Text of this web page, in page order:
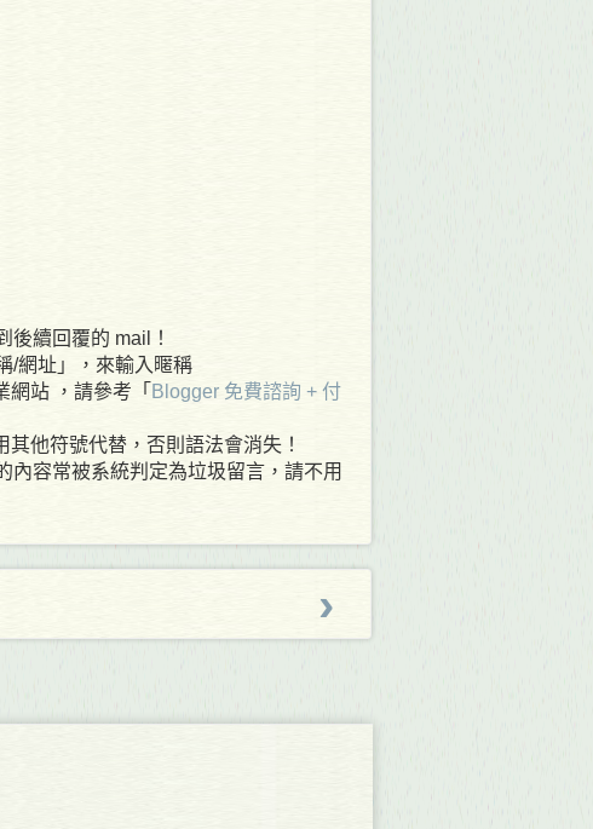
續回覆的 mail！
/網址」，來輸入暱稱
站 ，請參考「 Blogger 免費諮詢 + 付
他符號代替，否則語法會消失！
容常被系統判定為垃圾留言，請不用
›